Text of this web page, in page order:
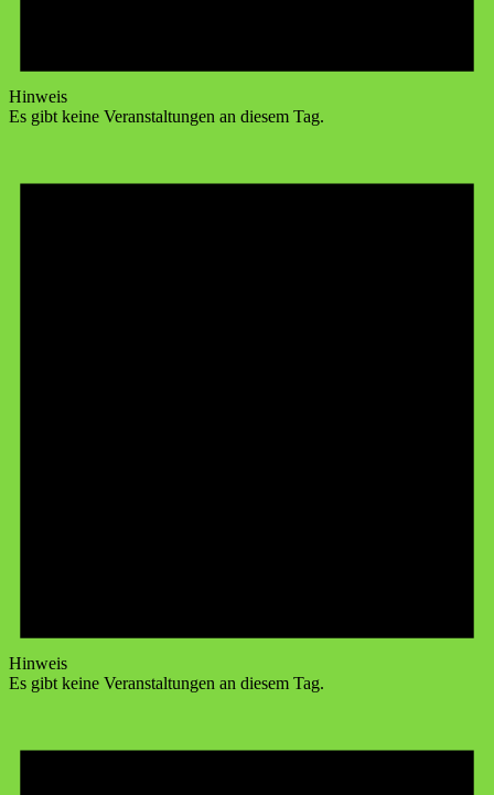
Hinweis
Es gibt keine Veranstaltungen an diesem Tag.
Hinweis
Es gibt keine Veranstaltungen an diesem Tag.